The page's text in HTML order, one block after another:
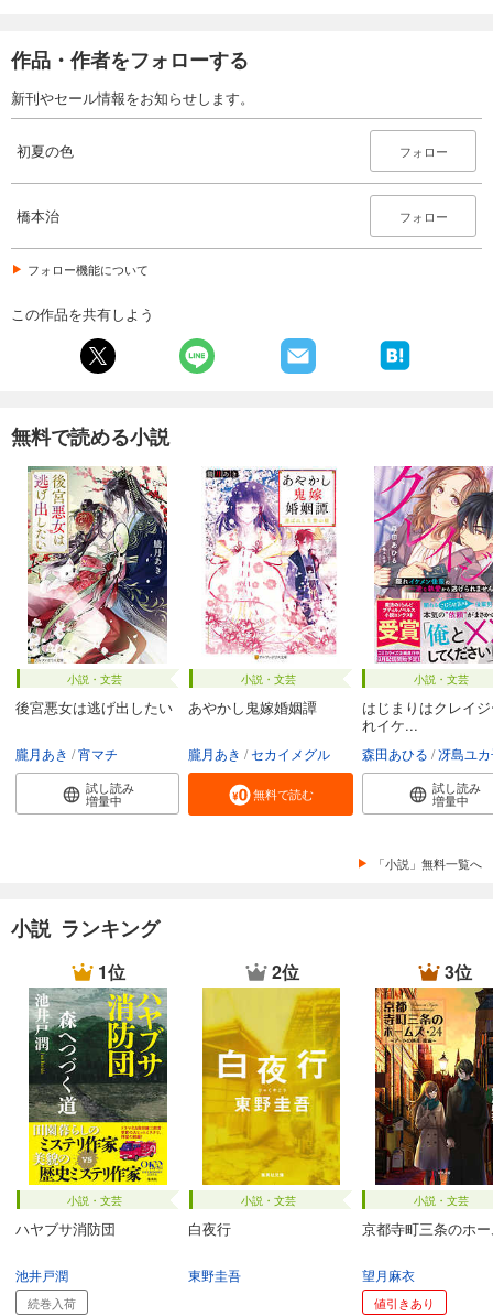
作品・作者をフォローする
新刊やセール情報をお知らせします。
初夏の色 フォロー
橋本治 フォロー
フォロー機能について
この作品を共有しよう
無料で読める小説
小説・文芸
後宮悪女は逃げ出したい
朧月あき 宵マチ
試し読み
増量中
小説・文芸
あやかし鬼嫁婚姻譚
朧月あき セカイメグル
無料で読む
小説・文芸
はじまりはクレイ
れイケ...
森田あひる 冴島ユ
試し読み
増量中
「小説」無料一覧へ
小説 ランキング
1位
小説・文芸
ハヤブサ消防団
池井戸潤
続巻入荷
2位
小説・文芸
白夜行
東野圭吾
3位
小説・文芸
京都寺町三条のホ
望月麻衣
値引きあり